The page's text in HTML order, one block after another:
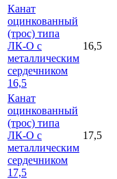
Канат
оцинкованный
(трос) типа
ЛК-О с
металлическим
сердечником
16,5
16,5
Канат
оцинкованный
(трос) типа
ЛК-О с
металлическим
сердечником
17,5
17,5